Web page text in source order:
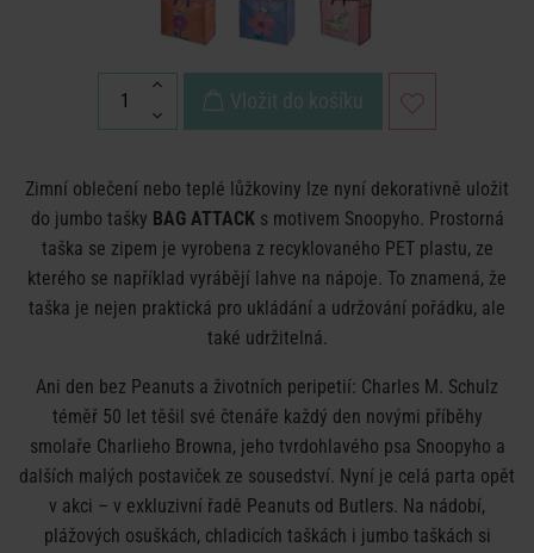
Vložit do košíku
Zimní oblečení nebo teplé lůžkoviny lze nyní dekorativně uložit
do jumbo tašky BAG ATTACK s motivem Snoopyho. Prostorná
taška se zipem je vyrobena z recyklovaného PET plastu, ze
kterého se například vyrábějí lahve na nápoje. To znamená, že
taška je nejen praktická pro ukládání a udržování pořádku, ale
také udržitelná.
Ani den bez Peanuts a životních peripetií: Charles M. Schulz
téměř 50 let těšil své čtenáře každý den novými příběhy
smolaře Charlieho Browna, jeho tvrdohlavého psa Snoopyho a
dalších malých postaviček ze sousedství. Nyní je celá parta opět
v akci – v exkluzivní řadě Peanuts od Butlers. Na nádobí,
plážových osuškách, chladicích taškách i jumbo taškách si